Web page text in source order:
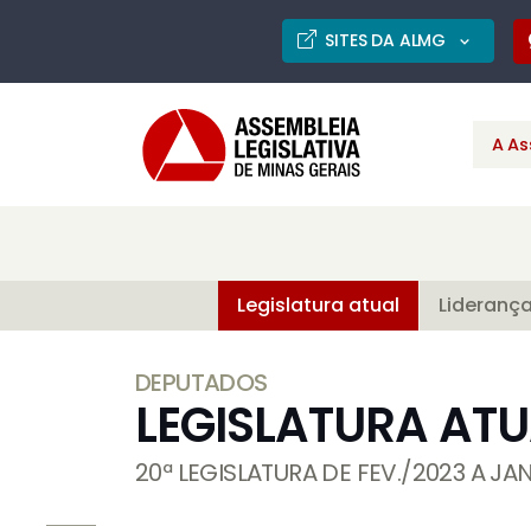
SITES DA ALMG
A
Legislatura atual
DEPUTADOS
LEGISLATURA
20ª LEGISLATURA DE FEV./2023 A